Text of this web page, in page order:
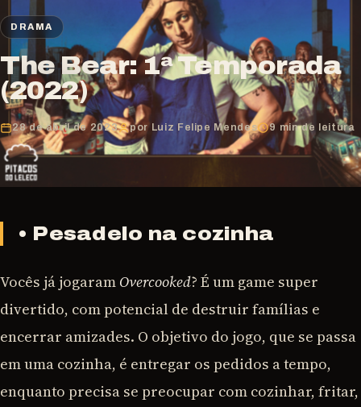
DRAMA
The Bear: 1ª Temporada
(2022)
28 de abril de 2023 por Luiz Felipe Mendes 9 min de leitura
• Pesadelo na cozinha
Vocês já jogaram Overcooked? É um game super
divertido, com potencial de destruir famílias e
encerrar amizades. O objetivo do jogo, que se passa
em uma cozinha, é entregar os pedidos a tempo,
enquanto precisa se preocupar com cozinhar, fritar,